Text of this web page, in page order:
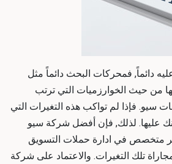
دائماً, فمحركات البحث دائماً مثل
من حيث الخوارزميات التي ترتب
سيو. فإذا لم تواكب هذه التغيرات التي
عليها. لذلك, فإن أفضل شركة سيو
متخصص في ادارة حملات التسويق
تلك التغيرات. والاعتماد على شركة